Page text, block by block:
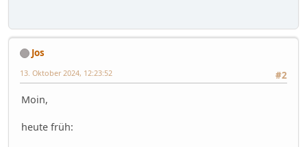
Jos
#2
13. Oktober 2024, 12:23:52
Moin,
heute früh: